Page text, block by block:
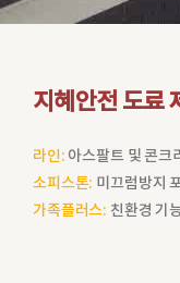
지혜안전 도료
라인: 아스팔트 및 콘크
소피스톤: 미끄럼방지
가족플러스: 친환경 기